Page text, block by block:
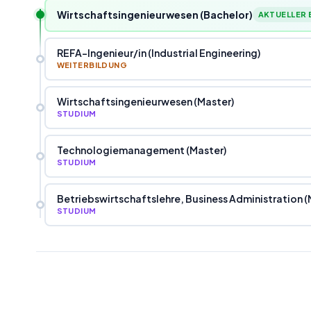
Wirtschaftsingenieurwesen (Bachelor) AKTUELLER
REFA-Ingenieur/in (Industrial Engineering)
WEITERBILDUNG
Wirtschaftsingenieurwesen (Master)
STUDIUM
Technologiemanagement (Master)
STUDIUM
Betriebswirtschaftslehre, Business Administration
STUDIUM